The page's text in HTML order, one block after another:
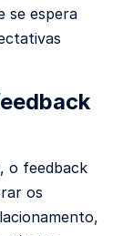
se espera
o feedback
os